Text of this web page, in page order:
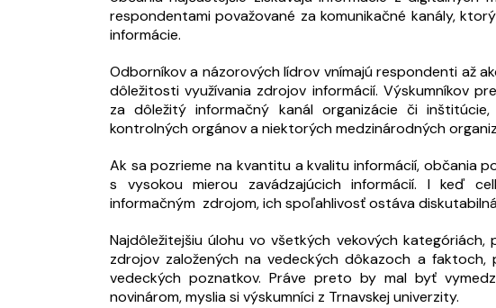
respondentami považované za komunikačné kanály,
informácie.
Odborníkov a názorových lídrov vnímajú respondenti až
dôležitosti využívania zdrojov informácií. Výskumníkov
za dôležitý informačný kanál organizácie či
kontrolných orgánov a niektorých medzinárodných
Ak sa pozrieme na kvantitu a kvalitu informácií, občania
s vysokou mierou zavádzajúcich informácií. I keď
informačným zdrojom, ich spoľahlivosť ostáva
Najdôležitejšiu úlohu vo všetkých vekových
zdrojov založených na vedeckých dôkazoch a
vedeckých poznatkov. Práve preto by mal byť
novinárom, myslia si výskumníci z Trnavskej univerzity.